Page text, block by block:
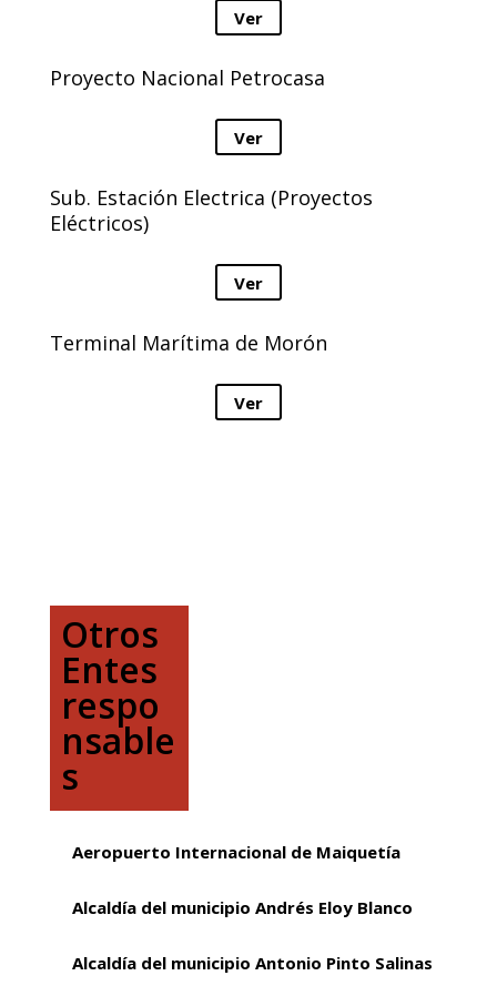
Ver
Proyecto Nacional Petrocasa
Ver
Sub. Estación Electrica (Proyectos
Eléctricos)
Ver
Terminal Marítima de Morón
Ver
Otros
Entes
respo
nsable
s
Aeropuerto Internacional de Maiquetía
Alcaldía del municipio Andrés Eloy Blanco
Alcaldía del municipio Antonio Pinto Salinas